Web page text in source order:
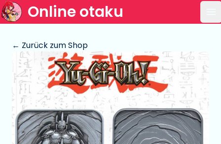
Online otaku
← Zurück zum Shop